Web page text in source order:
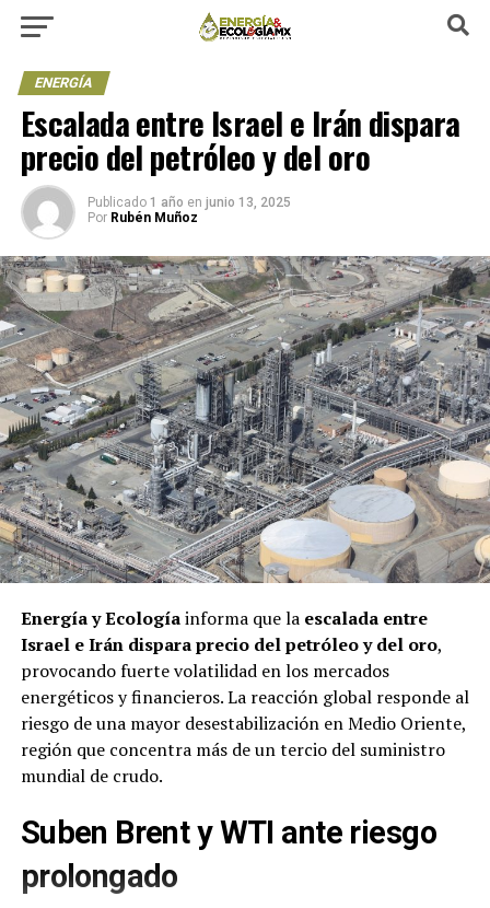
ENERGÍA
Escalada entre Israel e Irán dispara
precio del petróleo y del oro
Publicado 1 año en junio 13, 2025
Por Rubén Muñoz
Energía y Ecologíainforma que la escalada entre
Israel e Irán dispara precio del petróleo y del oro,
provocando fuerte volatilidad en los mercados
energéticos y financieros. La reacción global responde al
riesgo de una mayor desestabilización en Medio Oriente,
región que concentra más de un tercio del suministro
mundial de crudo.
Suben Brent y WTI ante riesgo
prolongado